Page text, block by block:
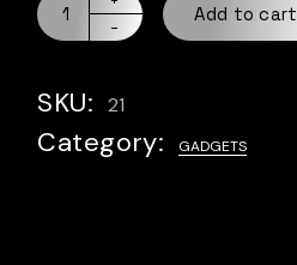
Add to cart
SKU: 21
Category: GADGETS